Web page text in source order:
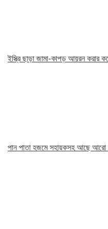
ইস্ত্রি ছাড়া জামা-কাপড় আয়রন করার
পান পাতা হজমে সহায়কসহ আছে